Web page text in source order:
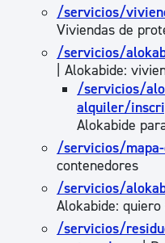
/servicios/
Viviendas de
/servicios/
| Alokabide:
/servicios/
alquiler/
Alokabide
/servicios/
contenedores
/servicios/
Alokabide:
/servicios/